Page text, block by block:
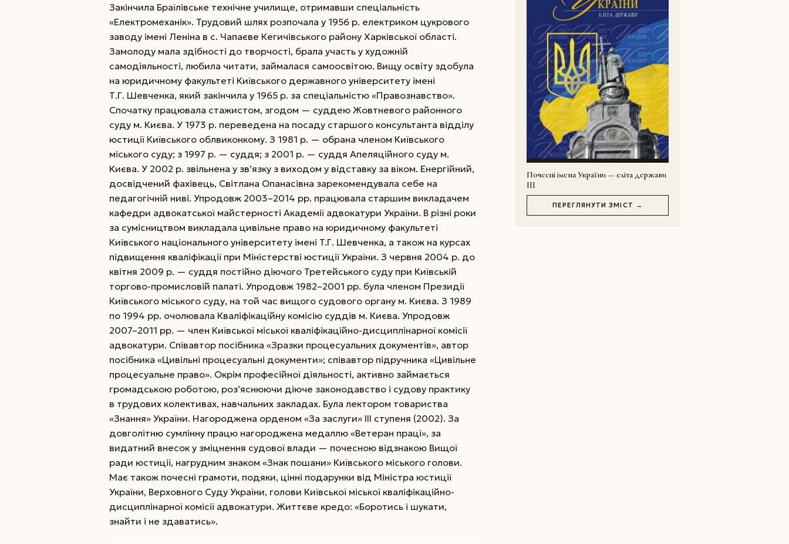
Закінчила Браїлівське технічне училище, отримавши спеціальність
«Електромеханік». Трудовий шлях розпочала у 1956 р. електриком цукрового
заводу імені Леніна в с. Чапаєве Кегичівського району Харківської області.
Замолоду мала здібності до творчості, брала участь у художній
самодіяльності, любила читати, зай­малася самоосвітою. Вищу освіту здобула
на юридичному факультеті Київського державного університету імені
Т.Г. Шевченка, який закінчила у 1965 р. за спеціальністю «Правознавство».
Спочатку працювала стажистом, згодом — суддею Жовтневого районного
суду м. Києва. У 1973 р. переведена на посаду старшого консультанта відділу
юстиції Київського облвиконкому. З 1981 р. — обрана членом Київського
міського суду; з 1997 р. — суддя; з 2001 р. — суддя Апеляційного суду м.
Києва. У 2002 р. звільнена у зв’язку з виходом у відставку за віком. Енергійний,
досвідчений фахівець, Світлана Опанасівна зарекомендувала себе на
педагогічній ниві. Упродовж 2003–2014 рр. працювала старшим викладачем
кафедри адвокатської майстерності Академії адвокатури України. В різні роки
за сумісництвом викладала цивільне право на юридичному факультеті
Київського національного університету імені T.Г. Шевченка, а також на курсах
підвищення кваліфікації при Міністерстві юстиції України. З червня 2004 р. до
квітня 2009 р. — суддя постійно діючого Третейського суду при Київській
торгово-промисловій палаті. Упродовж 1982–2001 рр. була членом Президії
Київського міського суду, на той час вищого судового органу м. Києва. З 1989
по 1994 рр. очолювала Кваліфікаційну комісію суддів м. Києва. Упродовж
2007–2011 рр. — член Київської міської кваліфікаційно-дисциплінарної комісії
адвокатури. Співавтор посібника «Зразки процесуальних документів», автор
посібника «Цивільні процесуальні документи»; співавтор підручника «Цивільне
процесуальне право». Окрім професійної діяльності, активно зай­мається
громадською роботою, роз’яснюючи діюче законодавство і судову практику
в трудових колективах, навчальних закладах. Була лектором товариства
«Знання» України. Нагороджена орденом «За заслуги» III ступеня (2002). За
довголітню сумлінну працю нагороджена медаллю «Ветеран праці», за
видатний внесок у зміцнення судової влади — почесною відзнакою Вищої
ради юстиції, нагрудним знаком «Знак пошани» Київського міського голови.
Має також почесні грамоти, подяки, цінні подарунки від Міністра юстиції
України, Верховного Суду України, голови Київської міської кваліфікаційно-
дисциплінарної комісії адвокатури. Життєве кредо: «Боротись і шукати,
знайти і не здаватись».
Почесні імена України — еліта держави
III
ПЕРЕГЛЯНУТИ ЗМІСТ →